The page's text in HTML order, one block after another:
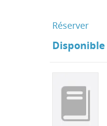
Réserver
Disponible